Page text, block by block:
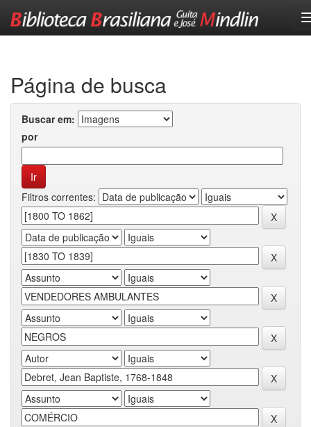
Página de busca
Buscar em:
por
Filtros correntes: